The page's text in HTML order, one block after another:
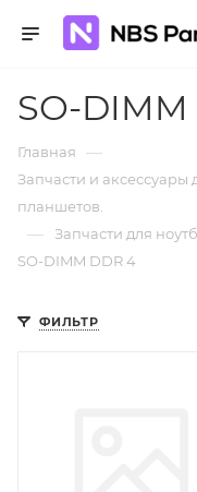
SO-DIMM
Главная —
Запчасти и аксессуары
планшетов.
— Запчасти для
SO-DIMM DDR 4
ФИЛЬТР